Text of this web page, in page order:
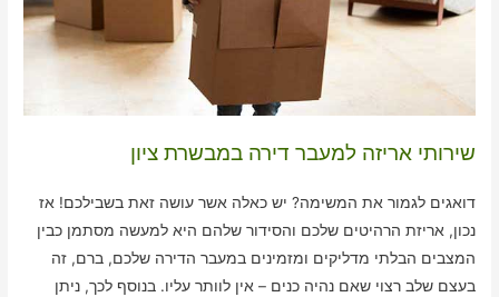
שירותי אריזה למעבר דירה במבשרת ציון
דואגים לגמור את המשימה? יש כאלה אשר עושה זאת בשבילכם! אז
נכון, אריזת הרהיטים שלכם והסידור שלהם היא למעשה מסתמן כבין
המצבים הבלתי מדליקים ומזמינים במעבר הדירה שלכם, ברם, זה
בעצם שלב רצוי שאם נהיה כנים – אין לוותר עליו. בנוסף לכך, ניתן